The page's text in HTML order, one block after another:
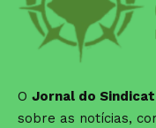
O Jornal do
sobre as notícias,